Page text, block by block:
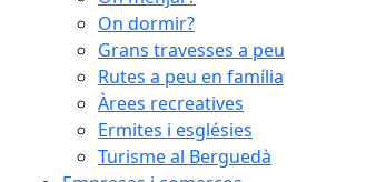
On dormir?
Grans travesses a peu
Rutes a peu en família
Àrees recreatives
Ermites i esglésies
Turisme al Berguedà